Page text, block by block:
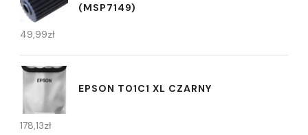
(MSP7149)
49,99zł
EPSON T01C1 XL CZARNY
178,13zł